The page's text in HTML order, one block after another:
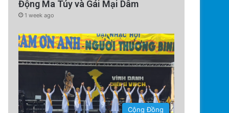
của Thủ tướng
Động Ma Túy và Gái Mại Dâm
1 week ago
Cộng Đồng